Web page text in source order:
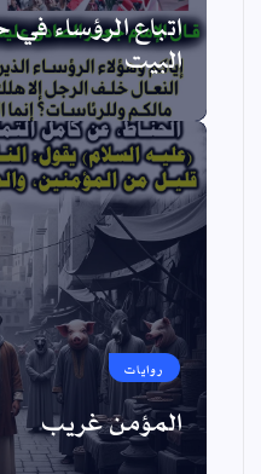
اتباع الرؤساء
البيت
روايات
المؤمن غريب